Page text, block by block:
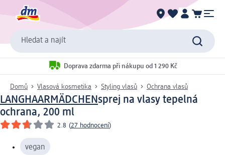
Hledat a najít
Doprava zdarma při nákupu od 1 290 Kč
Domů Vlasová kosmetika Styling vlasů Ochrana vlasů
LANGHAARMÄDCHENsprej na vlasy tepelná
ochrana, 200 ml
2.8 (27 hodnocení)
vegan